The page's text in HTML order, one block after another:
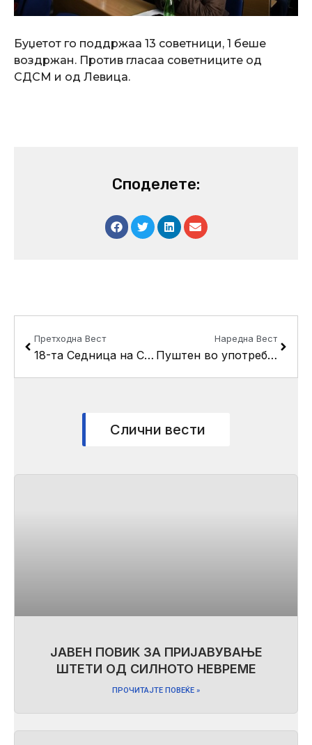
Буџетот го поддржаа 13 советници, 1 беше
воздржан. Против гласаа советниците од
СДСМ и од Левица.
Споделете:
Претходна Вест
18-та Седница на Советот на Општина Кисела Вода
Наредна Вест
Пуштен во употреба првиот затворен пазар во Кисела Вода
Слични вести
ЈАВЕН ПОВИК ЗА ПРИЈАВУВАЊЕ
ШТЕТИ ОД СИЛНОТО НЕВРЕМЕ
ПРОЧИТАЈТЕ ПОВЕЌЕ »